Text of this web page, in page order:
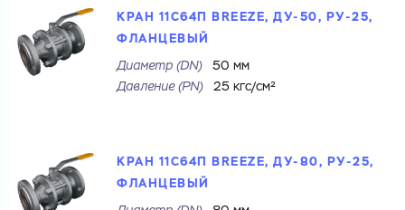
Электронная почта
Имя
Имя
Электронная почта
КРАН 11С64П BREEZE, ДУ-50, РУ-25,
ФЛАНЦЕВЫЙ
Диаметр (DN)
50 мм
Давление (РN)
25 кгс/см²
КРАН 11С64П BREEZE, ДУ-80, РУ-25,
ФЛАНЦЕВЫЙ